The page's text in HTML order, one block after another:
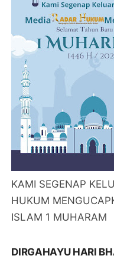
KAMI SEGENAP
HUKUM
ISLAM 1 MUHARAM
DIRGAHAYU HARI